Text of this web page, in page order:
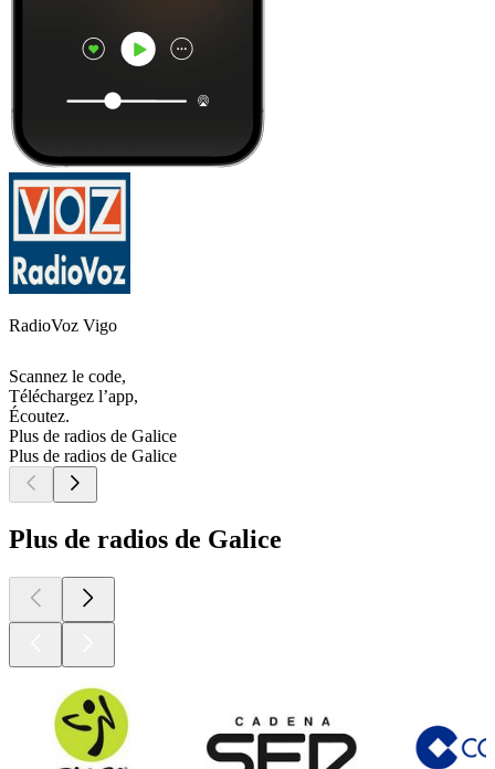
RadioVoz Vigo
Scannez le code,
Téléchargez l’app,
Écoutez.
Plus de radios de Galice
Plus de radios de Galice
Plus de radios de Galice